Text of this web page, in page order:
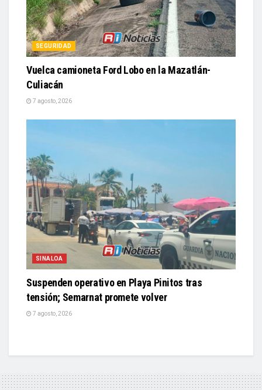
SEGURIDAD
Vuelca camioneta Ford Lobo en la Mazatlán-
Culiacán
7 agosto, 2026
SINALOA
Suspenden operativo en Playa Pinitos tras
tensión; Semarnat promete volver
7 agosto, 2026